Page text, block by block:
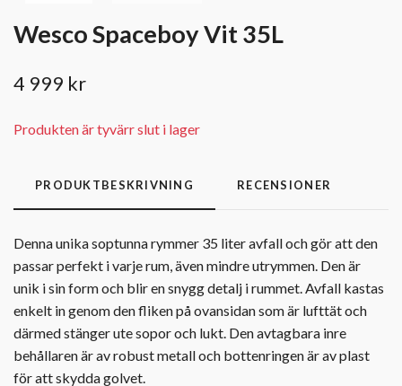
Wesco Spaceboy Vit 35L
4 999 kr
Produkten är tyvärr slut i lager
PRODUKTBESKRIVNING RECENSIONER
Denna unika soptunna rymmer 35 liter avfall och gör att den
passar perfekt i varje rum, även mindre utrymmen. Den är
unik i sin form och blir en snygg detalj i rummet. Avfall kastas
enkelt in genom den fliken på ovansidan som är lufttät och
därmed stänger ute sopor och lukt. Den avtagbara inre
behållaren är av robust metall och bottenringen är av plast
för att skydda golvet.